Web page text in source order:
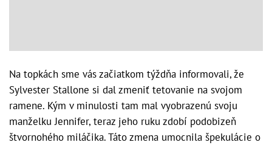
Na topkách sme vás začiatkom týždňa informovali, že
Sylvester Stallone si dal zmeniť tetovanie na svojom
ramene. Kým v minulosti tam mal vyobrazenú svoju
manželku Jennifer, teraz jeho ruku zdobí podobizeň
štvornohého miláčika. Táto zmena umocnila špekulácie o